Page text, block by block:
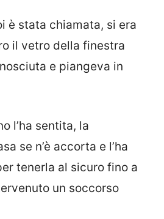
è stata chiamata, si era
il vetro della finestra
e piangeva in
l’ha sentita, la
se n’è accorta e l’ha
tenerla al sicuro fino a
un soccorso